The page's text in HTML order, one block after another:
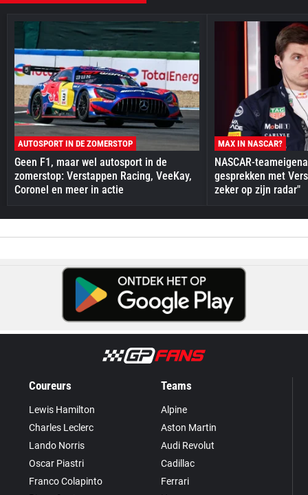
AUTOSPORT IN DE ZOMERSTOP
Geen F1, maar wel autosport in de
zomerstop: Verstappen Racing, VeeKay,
Coronel en meer in actie
MAX IN NASCAR?
NASCAR-
gesprekken met
zeker op zijn radar"
Coureurs
Lewis Hamilton
Charles Leclerc
Lando Norris
Oscar Piastri
Franco Colapinto
Teams
Alpine
Aston Martin
Audi Revolut
Cadillac
Ferrari